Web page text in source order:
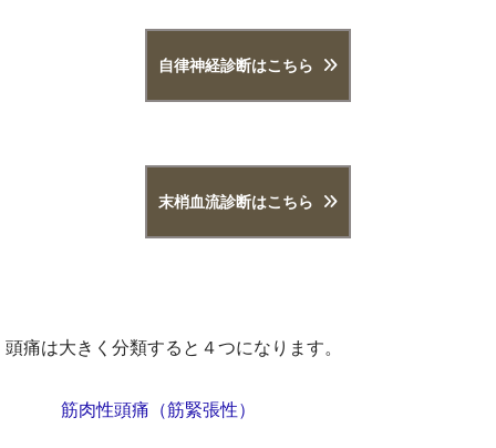
自律神経診断はこちら
末梢血流診断はこちら
頭痛は大きく分類すると４つになります。
筋肉性頭痛（筋緊張性）